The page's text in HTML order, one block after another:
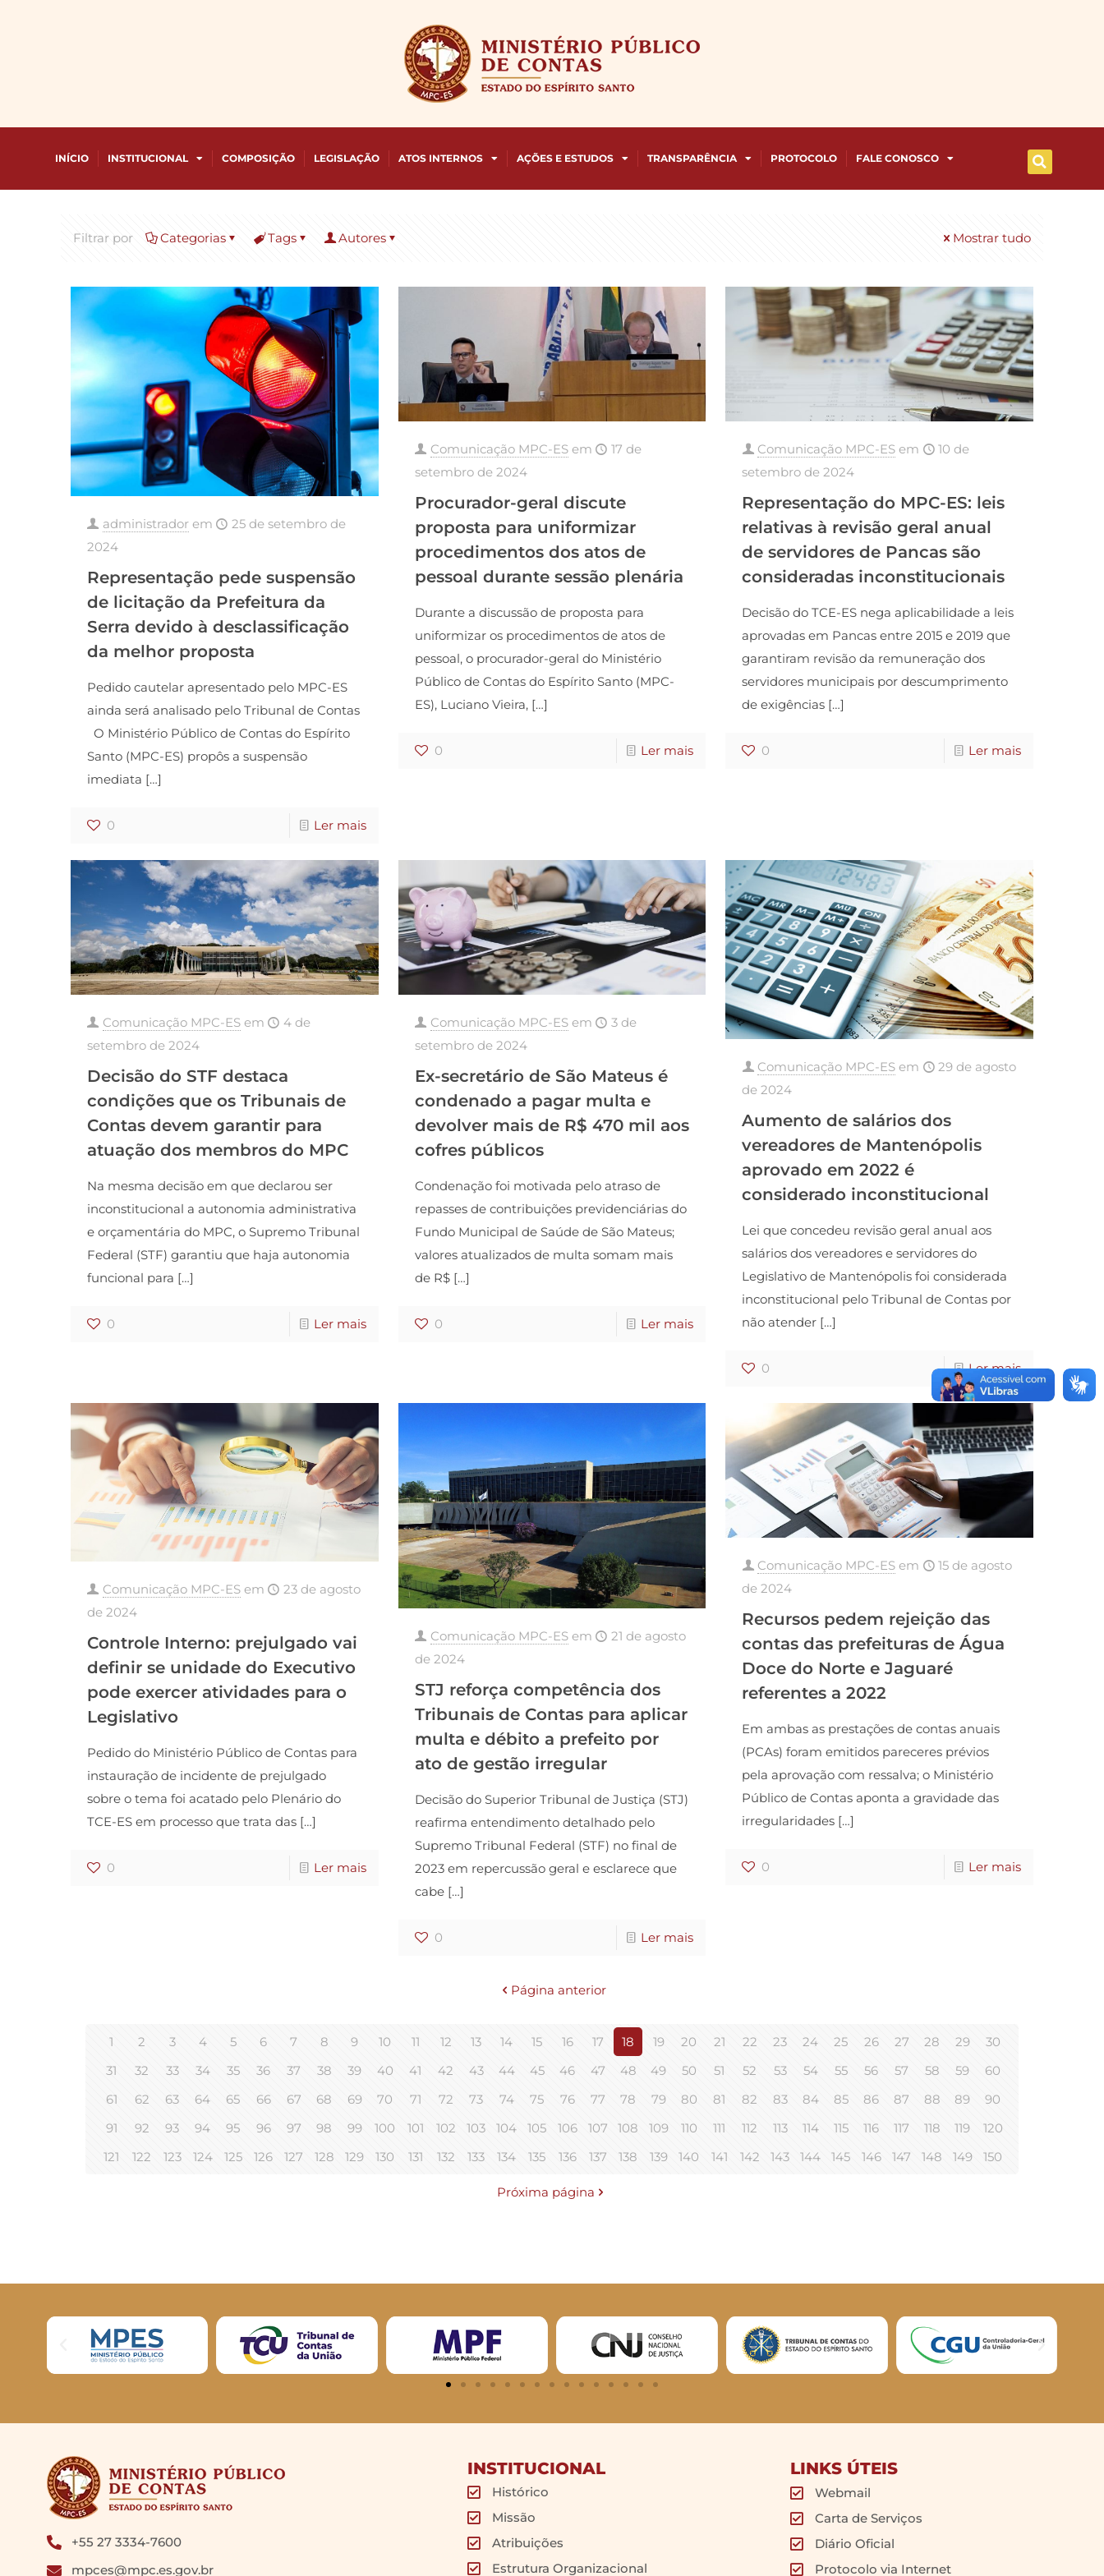
INÍCIO INSTITUCIONAL COMPOSIÇÃO LEGISLAÇÃO ATOS INTERNOS AÇÕES E ESTUDOS TRANSPARÊNCIA PROTOCOLO FALE CONOSCO
Filtrar por Categorias Tags Autores Mostrar tudo
administrador em
25 de setembro de
2024
Representação pede suspensão
de licitação da Prefeitura da
Serra devido à desclassificação
da melhor proposta
Pedido cautelar apresentado pelo MPC-ES
ainda será analisado pelo Tribunal de Contas
O Ministério Público de Contas do Espírito
Santo (MPC-ES) propôs a suspensão
imediata […]
0 Ler mais
Comunicação MPC-ES em
17 de
setembro de 2024
Procurador-geral discute
proposta para uniformizar
procedimentos dos atos de
pessoal durante sessão plenária
Durante a discussão de proposta para
uniformizar os procedimentos de atos de
pessoal, o procurador-geral do Ministério
Público de Contas do Espírito Santo (MPC-
ES), Luciano Vieira,[…]
0 Ler mais
Comunicação MPC-ES em
10 de
setembro de 2024
Representação do MPC-ES: leis
relativas à revisão geral anual
de servidores de Pancas são
consideradas inconstitucionais
Decisão do TCE-ES nega aplicabilidade a leis
aprovadas em Pancas entre 2015 e 2019 que
garantiram revisão da remuneração dos
servidores municipais por descumprimento
de exigências […]
0 Ler mais
Comunicação MPC-ES em
4 de
setembro de 2024
Decisão do STF destaca
condições que os Tribunais de
Contas devem garantir para
atuação dos membros do MPC
Na mesma decisão em que declarou ser
inconstitucional a autonomia administrativa
e orçamentária do MPC, o Supremo Tribunal
Federal (STF) garantiu que haja autonomia
funcional para […]
0 Ler mais
Comunicação MPC-ES em
3 de
setembro de 2024
Ex-secretário de São Mateus é
condenado a pagar multa e
devolver mais de R$ 470 mil aos
cofres públicos
Condenação foi motivada pelo atraso de
repasses de contribuições previdenciárias do
Fundo Municipal de Saúde de São Mateus;
valores atualizados de multa somam mais
de R$[…]
0 Ler mais
Comunicação MPC-ES em
29 de agosto
de 2024
Aumento de salários dos
vereadores de Mantenópolis
aprovado em 2022 é
considerado inconstitucional
Lei que concedeu revisão geral anual aos
salários dos vereadores e servidores do
Legislativo de Mantenópolis foi considerada
inconstitucional pelo Tribunal de Contas por
não atender […]
0 Ler mais
Comunicação MPC-ES em
23 de agosto
de 2024
Controle Interno: prejulgado vai
definir se unidade do Executivo
pode exercer atividades para o
Legislativo
Pedido do Ministério Público de Contas para
instauração de incidente de prejulgado
sobre o tema foi acatado pelo Plenário do
TCE-ES em processo que trata das[…]
0 Ler mais
Comunicação MPC-ES em
21 de agosto
de 2024
STJ reforça competência dos
Tribunais de Contas para aplicar
multa e débito a prefeito por
ato de gestão irregular
Decisão do Superior Tribunal de Justiça (STJ)
reafirma entendimento detalhado pelo
Supremo Tribunal Federal (STF) no final de
2023 em repercussão geral e esclarece que
cabe[…]
0 Ler mais
Comunicação MPC-ES em
15 de agosto
de 2024
Recursos pedem rejeição das
contas das prefeituras de Água
Doce do Norte e Jaguaré
referentes a 2022
Em ambas as prestações de contas anuais
(PCAs) foram emitidos pareceres prévios
pela aprovação com ressalva; o Ministério
Público de Contas aponta a gravidade das
irregularidades […]
0 Ler mais
Página anterior
1 2 3 4 5 6 7 8 9 10 11 12 13 14 15 16 17 18 19 20 21 22 23 24 25 26 27 28 29
30
31
32 33 34 35 36 37 38 39 40 41 42 43 44 45 46 47 48 49 50 51 52 53 54 55 56 57 58 59
60
61
62 63 64 65 66 67 68 69 70 71 72 73 74 75 76 77 78 79 80 81 82 83 84 85 86 87 88 89
90
91
92 93 94 95 96 97 98 99 100 101 102 103 104 105 106 107 108 109 110 111 112 113 114 115 116 117 118 119
120
121
122 123 124 125 126 127 128 129 130 131 132 133 134 135 136 137 138 139 140 141 142 143 144 145 146 147 148 149 150
Próxima página
+55 27 3334-7600
mpces@mpc.es.gov.br
INSTITUCIONAL
Histórico
Missão
Atribuições
Estrutura Organizacional
LINKS ÚTEIS
Webmail
Carta de Serviços
Diário Oficial
Protocolo via Internet